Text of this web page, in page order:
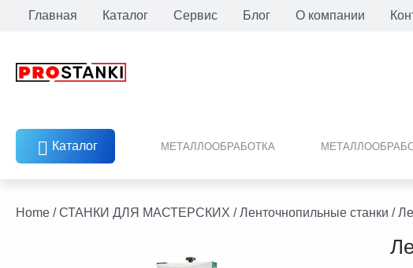
Перейти
Главная Каталог Сервис Блог О компании
Каталог МЕТАЛЛООБРАБОТКА
Home /СТАНКИ ДЛЯ МАСТЕРСКИХ /Ленточнопильные станки /